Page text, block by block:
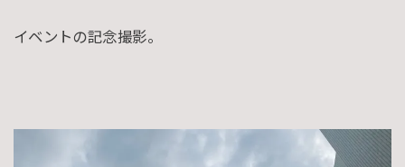
イベントの記念撮影。